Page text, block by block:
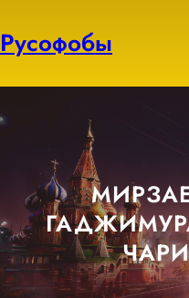
к
содержимому
Русофобы